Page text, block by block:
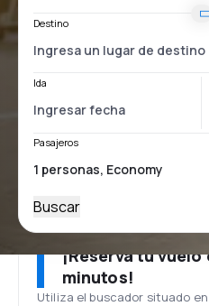
Destino
Ida
Pasajeros
Buscar
¡Reserva tu
minutos!
Utiliza el buscador situado